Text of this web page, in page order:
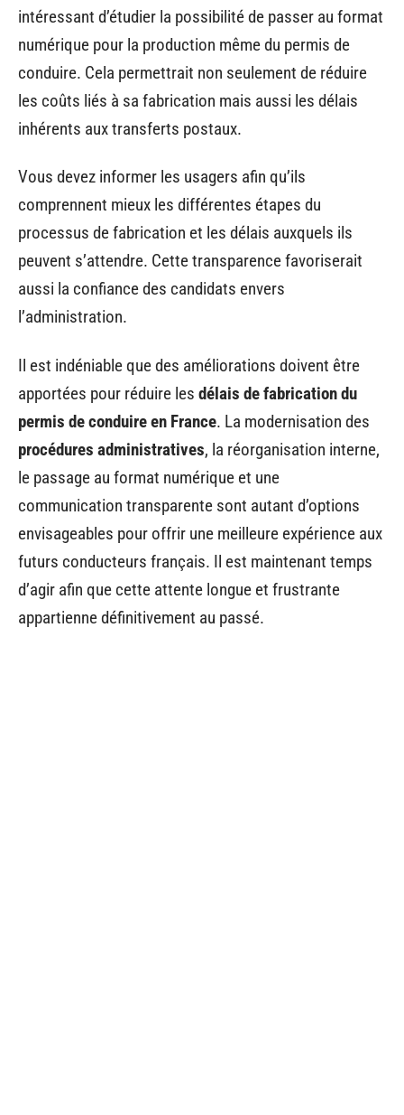
intéressant d’étudier la possibilité de passer au format
numérique pour la production même du permis de
conduire. Cela permettrait non seulement de réduire
les coûts liés à sa fabrication mais aussi les délais
inhérents aux transferts postaux.
Vous devez informer les usagers afin qu’ils
comprennent mieux les différentes étapes du
processus de fabrication et les délais auxquels ils
peuvent s’attendre. Cette transparence favoriserait
aussi la confiance des candidats envers
l’administration.
Il est indéniable que des améliorations doivent être
apportées pour réduire les délais de fabrication du
permis de conduire en France. La modernisation des
procédures administratives, la réorganisation interne,
le passage au format numérique et une
communication transparente sont autant d’options
envisageables pour offrir une meilleure expérience aux
futurs conducteurs français. Il est maintenant temps
d’agir afin que cette attente longue et frustrante
appartienne définitivement au passé.